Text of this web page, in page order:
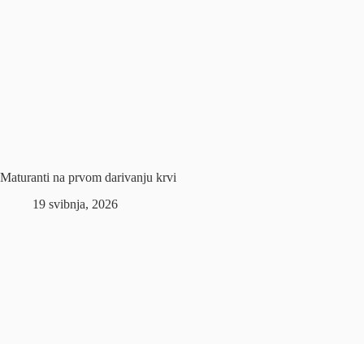
Maturanti na prvom darivanju krvi
19 svibnja, 2026